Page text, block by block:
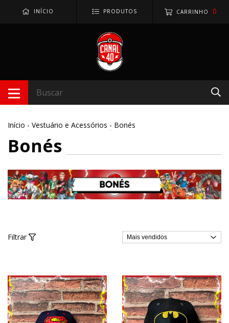
INÍCIO PRODUTOS CARRINHO 0
Início - Vestuário e Acessórios - Bonés
Bonés
Filtrar